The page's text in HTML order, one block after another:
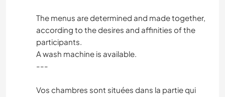
The menus are determined and made together,
according to the desires and affinities of the
participants.
A wash machine is available.
---
Vos chambres sont situées dans la partie qui